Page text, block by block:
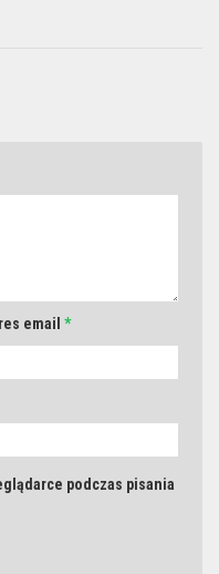
email *
podczas pisania